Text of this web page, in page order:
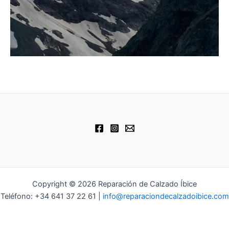
Copyright © 2026 Reparación de Calzado Íbice
Teléfono: +34 641 37 22 61 | info@reparaciondecalzadoibice.com